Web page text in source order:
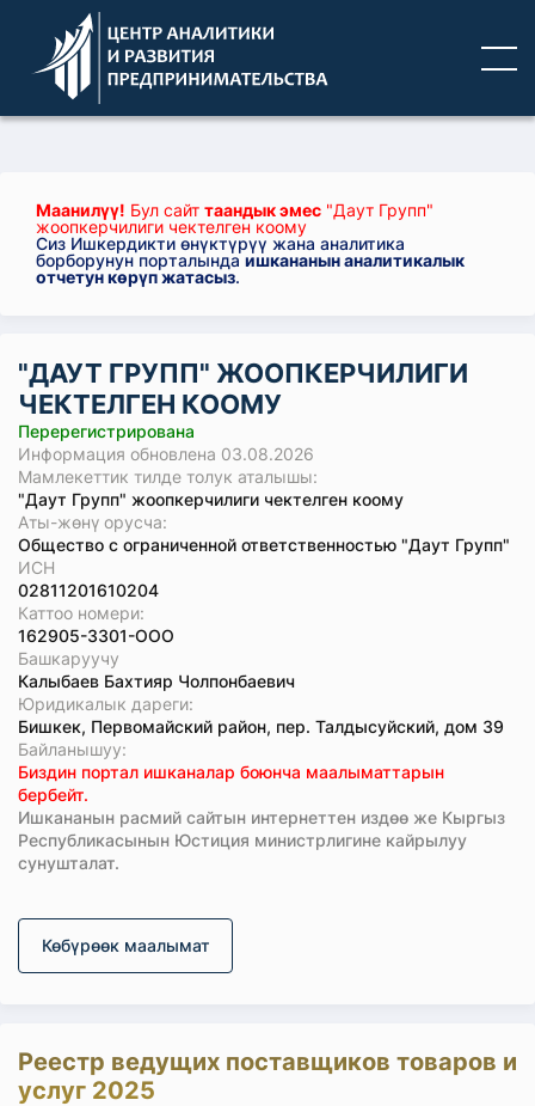
Маанилүү! Бул сайт таандык эмес "Даут Групп"
жоопкерчилиги чектелген коому
Сиз Ишкердикти өнүктүрүү жана аналитика
борборунун порталындаишкананын аналитикалык
отчетун көрүп жатасыз.
"ДАУТ ГРУПП" ЖООПКЕРЧИЛИГИ
ЧЕКТЕЛГЕН КООМУ
Перерегистрирована
Информация обновлена 03.08.2026
Мамлекеттик тилде толук аталышы:
"Даут Групп" жоопкерчилиги чектелген коому
Аты-жөнү орусча:
Общество с ограниченной ответственностью "Даут Групп"
ИСН
02811201610204
Каттоо номери:
162905-3301-ООО
Башкаруучу
Калыбаев Бахтияр Чолпонбаевич
Юридикалык дареги:
Бишкек, Первомайский район, пер. Талдысуйский, дом 39
Байланышуу:
Биздин портал ишканалар боюнча маалыматтарын
бербейт.
Ишкананын расмий сайтын интернеттен издөө же Кыргыз
Республикасынын Юстиция министрлигине кайрылуу
сунушталат.
Көбүрөөк маалымат
Реестр ведущих поставщиков товаров и
услуг 2025